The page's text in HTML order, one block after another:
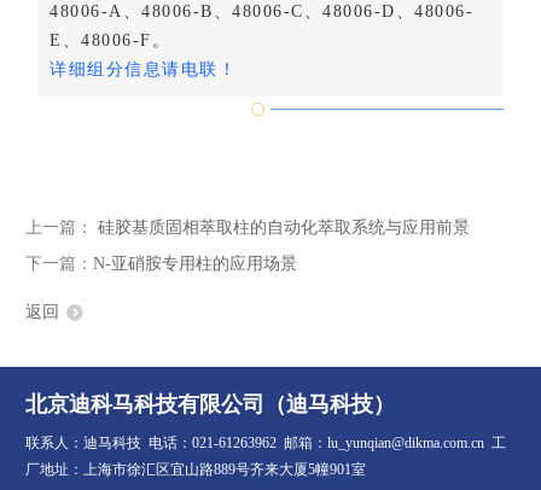
48006-A、48006-B、48006-C、48006-D、48006-
E、48006-F。
详细组分信息请电联 ！
上一篇：硅胶基质固相萃取柱的自动化萃取系统与应用前景
下一篇：N-亚硝胺专用柱的应用场景
返回
北京迪科马科技有限公司（迪马科技）
联系人：迪马科技 电话：021-61263962 邮箱：lu_yunqian@dikma.com.cn 工
厂地址：上海市徐汇区宜山路889号齐来大厦5幢901室